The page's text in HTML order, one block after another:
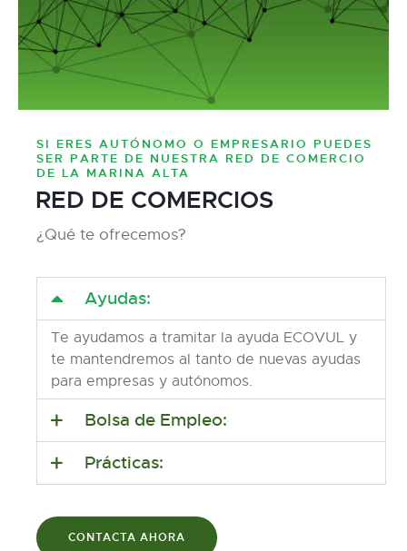
SI ERES AUTÓNOMO O EMPRESARIO PUEDES
SER PARTE DE NUESTRA RED DE COMERCIO
DE LA MARINA ALTA
RED DE COMERCIOS
¿Qué te ofrecemos?
Ayudas:
Te ayudamos a tramitar la ayuda ECOVUL y
te mantendremos al tanto de nuevas ayudas
para empresas y autónomos.
Bolsa de Empleo:
Prácticas:
CONTACTA AHORA